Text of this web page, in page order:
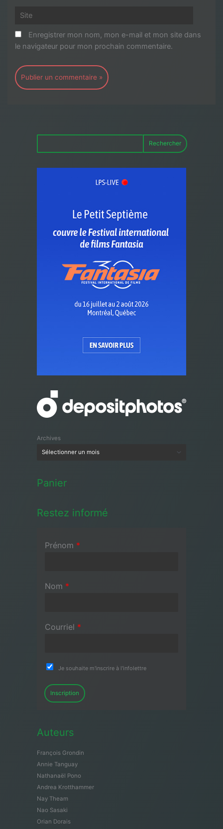
Site
Enregistrer mon nom, mon e-mail et mon site dans
le navigateur pour mon prochain commentaire.
Rechercher
Archives
Panier
Restez informé
Prénom *
Nom *
Courriel *
Je souhaite m'inscrire à l'infolettre
Inscription
Auteurs
François Grondin
Annie Tanguay
Nathanaël Pono
Andrea Krotthammer
Nay Theam
Nao Sasaki
Orian Dorais